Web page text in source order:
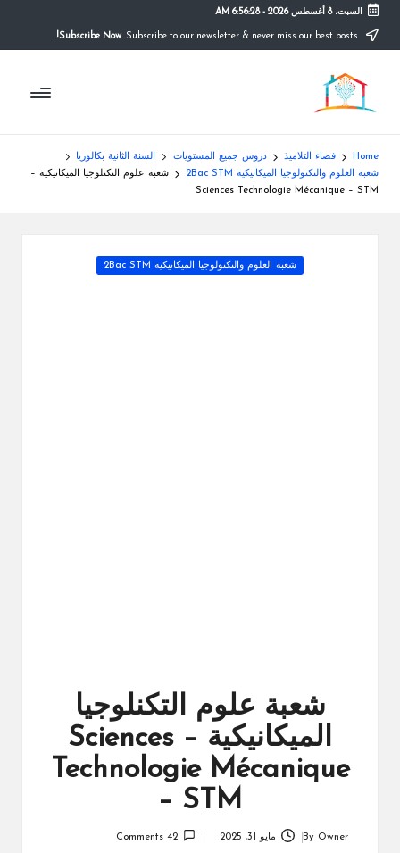
content
السبت، 8 أغسطس 2026 -
6:56:28 AM
Subscribe Now!
م
و
ق
ع
التعليم
الصريح
Home فضاء التلاميذ دروس جميع المستويات
السنة الثانية بكالوريا
شعبة العلوم والتكنولوجيا الميكانيكية 2Bac STM
شعبة علوم التكنلوجيا الميكانيكية –
Sciences Technologie Mécanique – STM
Posted
شعبة العلوم والتكنولوجيا الميكانيكية 2Bac STM
شعبة علوم التكنلوجيا
الميكانيكية – Sciences
Technologie Mécanique
– STM
By Owner مايو 31, 2025 42 Comments